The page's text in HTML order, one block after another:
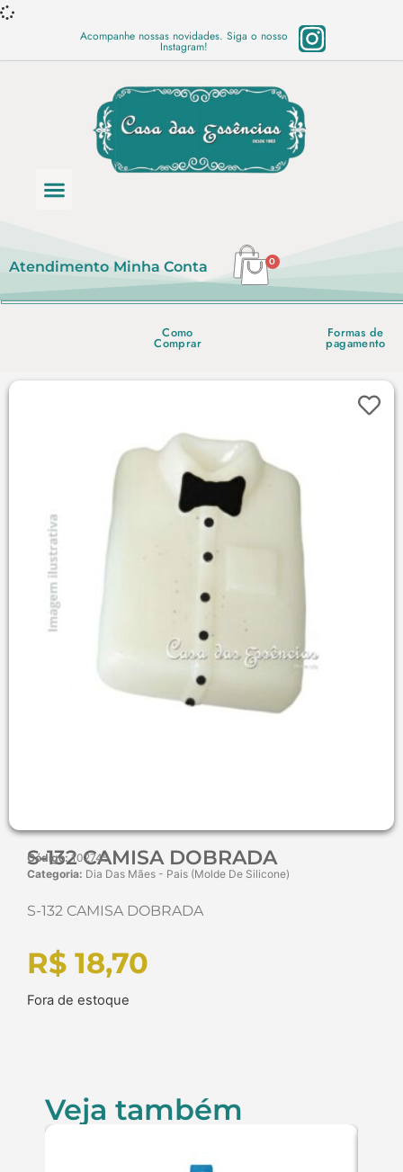
Acompanhe nossas novidades. Siga o nosso
Instagram!
Atendimento Minha Conta 0
Como
Comprar
Formas de
pagamento
S-132 CAMISA DOBRADA
Código:102745
Categoria: Dia Das Mães - Pais (Molde De Silicone)
S-132 CAMISA DOBRADA
R$ 18,70
Fora de estoque
Veja também